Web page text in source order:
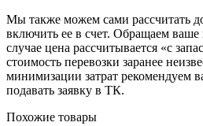
Мы также можем сами рассчитать
включить ее в счет. Обращаем
случае цена рассчитывается «с
стоимость перевозки заранее
минимизации затрат рекомендуем
подавать заявку в ТК.
Похожие товары